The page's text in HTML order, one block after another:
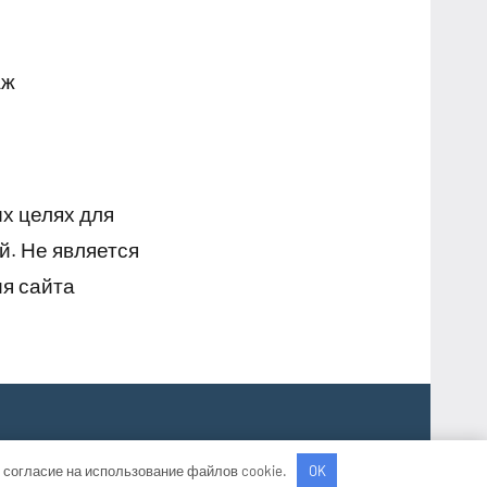
целях для
Не является
сайта
на использование файлов cookie. OK